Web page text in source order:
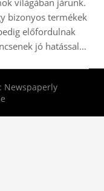
világában járunk.
bizonyos termékek
előfordulnak
jó hatással…
Newspaperly